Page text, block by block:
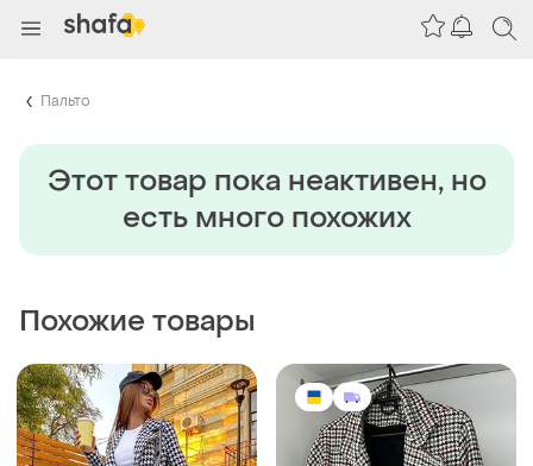
Пальто
Этот товар пока неактивен, но
есть много похожих
Похожие товары